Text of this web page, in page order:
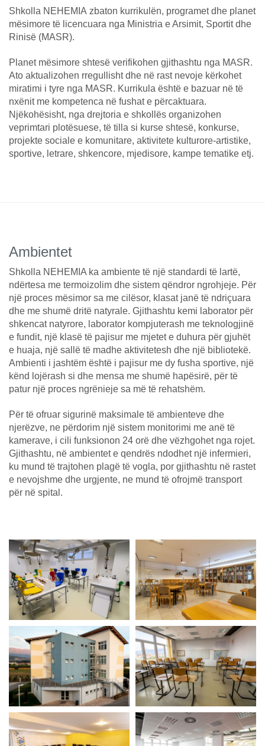
Shkolla NEHEMIA zbaton kurrikulën, programet dhe planet
mësimore të licencuara nga Ministria e Arsimit, Sportit dhe
Rinisë (MASR).
Planet mësimore shtesë verifikohen gjithashtu nga MASR.
Ato aktualizohen rregullisht dhe në rast nevoje kërkohet
miratimi i tyre nga MASR. Kurrikula është e bazuar në të
nxënit me kompetenca në fushat e përcaktuara.
Njëkohësisht, nga drejtoria e shkollës organizohen
veprimtari plotësuese, të tilla si kurse shtesë, konkurse,
projekte sociale e komunitare, aktivitete kulturore-artistike,
sportive, letrare, shkencore, mjedisore, kampe tematike etj.
Ambientet
Shkolla NEHEMIA ka ambiente të një standardi të lartë,
ndërtesa me termoizolim dhe sistem qëndror ngrohjeje. Për
një proces mësimor sa me cilësor, klasat janë të ndriçuara
dhe me shumë dritë natyrale. Gjithashtu kemi laborator për
shkencat natyrore, laborator kompjuterash me teknologjinë
e fundit, një klasë të pajisur me mjetet e duhura për gjuhët
e huaja, një sallë të madhe aktivitetesh dhe një bibliotekë.
Ambienti i jashtëm është i pajisur me dy fusha sportive, një
kënd lojërash si dhe mensa me shumë hapësirë, për të
patur një proces ngrënieje sa më të rehatshëm.
Për të ofruar sigurinë maksimale të ambienteve dhe
njerëzve, ne përdorim një sistem monitorimi me anë të
kamerave, i cili funksionon 24 orë dhe vëzhgohet nga rojet.
Gjithashtu, në ambientet e qendrës ndodhet një infermieri,
ku mund të trajtohen plagë të vogla, por gjithashtu në rastet
e nevojshme dhe urgjente, ne mund të ofrojmë transport
për në spital.